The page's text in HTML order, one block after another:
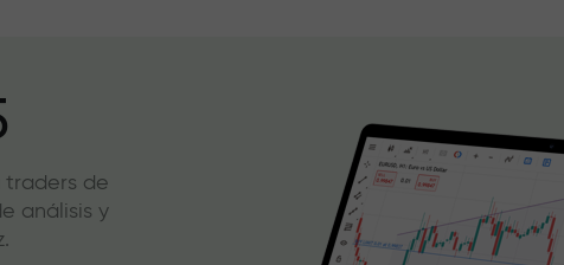
traders de
análisis y